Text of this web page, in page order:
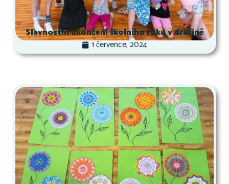
Slavnostní ukončení školního roku v družině
1 července, 2024